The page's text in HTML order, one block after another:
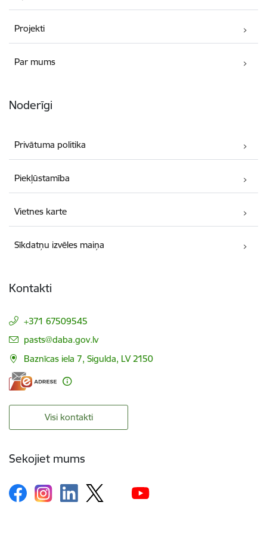
Projekti
Par mums
Noderīgi
Privātuma politika
Piekļūstamība
Vietnes karte
Sīkdatņu izvēles maiņa
Kontakti
+371 67509545
E-pasts:
pasts@daba.gov.lv
Baznīcas iela 7, Sigulda, LV 2150
Visi kontakti
Sekojiet mums